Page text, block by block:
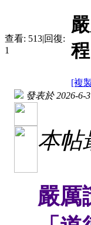
查看: 513|回復:
1
程
[複
發表於 2026-6-
本帖
嚴厲